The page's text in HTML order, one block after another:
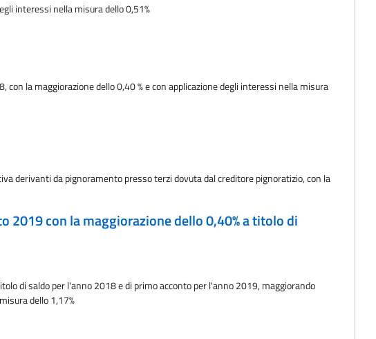
interessi nella misura dello 0,51%
la maggiorazione dello 0,40 % e con applicazione degli interessi nella misura
derivanti da pignoramento presso terzi dovuta dal creditore pignoratizio, con la
con la maggiorazione dello 0,40% a titolo di
di saldo per l'anno 2018 e di primo acconto per l'anno 2019, maggiorando
dello 1,17%